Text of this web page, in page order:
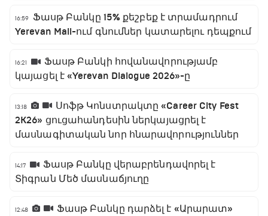
16:59
Ֆասթ Բանկը 15% քեշբեք է տրամադրում
Yerevan Mall-ում գնումներ կատարելու դեպքում
16:21
Ֆասթ Բանկի հովանավորությամբ
կայացել է «Yerevan Dialogue 2026»-ը
13:18
Սոֆթ Կոնստրակտը «Career City Fest
2K26» ցուցահանդեսին ներկայացրել է
մասնագիտական նոր հնարավորություններ
14:17
Ֆասթ Բանկը վերաբրենդավորել է
Տիգրան Մեծ մասնաճյուղը
12:48
Ֆասթ Բանկը դարձել է «Արարատ»